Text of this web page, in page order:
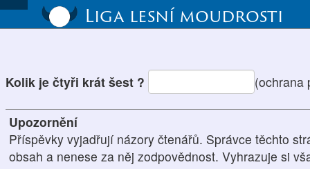
Liga lesní moudrosti
Kolik je čtyři krát šest ? (ochrana
Upozornění
Příspěvky vyjadřují názory čtenářů. Správce těchto
obsah a nenese za něj zodpovědnost. Vyhrazuje si